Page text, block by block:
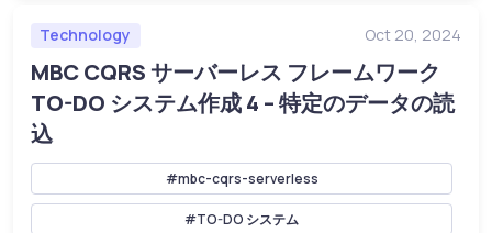
Technology Oct 20, 2024
MBC CQRS サーバーレス フレームワーク
TO-DO システム作成 4 – 特定のデータの読
込
#mbc-cqrs-serverless
#TO-DO システム